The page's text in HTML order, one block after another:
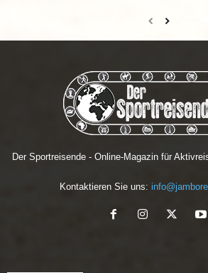
Der Sportreisende - Online-Magazin für
Kontaktieren Sie uns: